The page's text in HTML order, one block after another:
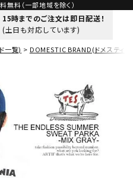
無料（一部地域を除く）
15時までのご注文は即日配送！
(土日も対応しています)
一覧) DOMESTIC BRAND(ドメスティッ